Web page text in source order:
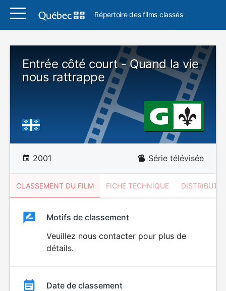
Répertoire des films classés
Entrée côté court - Quand la vie
nous rattrappe
2001 Série télévisée
CLASSEMENT DU FILM FICHE TECHNIQUE
ClassementClassement
Motifs de classement
Veuillez nous contacter pour plus de
détails.
Date de classement